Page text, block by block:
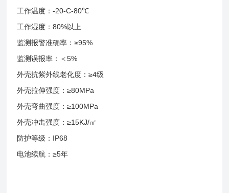
工作温度：-20-C-80℃
工作湿度：80%以上
监测报警准确率：≥95%
监测误报率：＜5%
外壳抗紫外线老化度：≥4级
外壳拉伸强度：≥80MPa
外壳弯曲强度：≥100MPa
外壳冲击强度：≥15KJ/㎡
防护等级：IP68
电池续航：≥5年